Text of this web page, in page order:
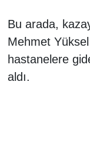
Bu arada,
Mehmet
hastanelere
aldı.